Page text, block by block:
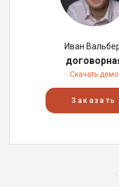
Иван
Скачать демо
Заказать